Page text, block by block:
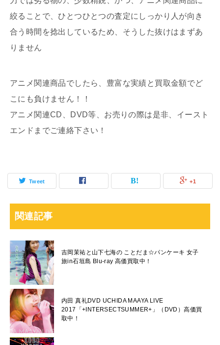
絞ることで、ひとつひとつの査定にしっかり人が向き
合う時間を捻出しているため、そうした抜けはまずあ
りません
アニメ関連商品でしたら、豊富な実績と買取金額でど
こにも負けません！！
アニメ関連CD、DVD等、お売りの際は是非、イースト
エンドまでご連絡下さい！
Tweet +1
関連記事
吉岡茉祐と山下七海の ことだま☆パンケーキ 女子
旅in石垣島 Blu-ray 高価買取中！
内田 真礼DVD UCHIDA MAAYA LIVE
2017「+INTERSECTSUMMER+」（DVD）高価買
取中！